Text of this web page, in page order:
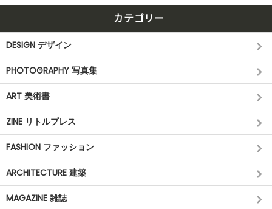
カテゴリー
DESIGN デザイン
PHOTOGRAPHY 写真集
ART 美術書
ZINE リトルプレス
FASHION ファッション
ARCHITECTURE 建築
MAGAZINE 雑誌